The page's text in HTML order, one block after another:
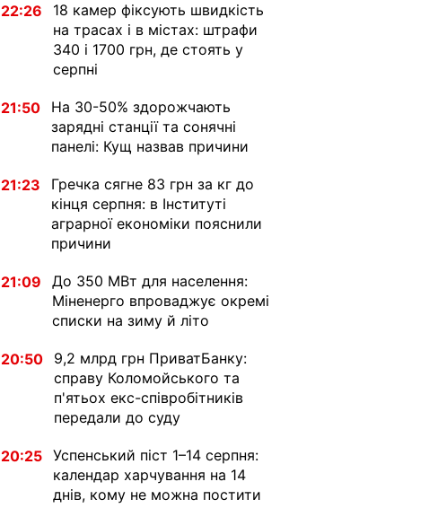
22:26
18 камер фіксують швидкість
на трасах і в містах: штрафи
340 і 1700 грн, де стоять у
серпні
21:50
На 30-50% здорожчають
зарядні станції та сонячні
панелі: Кущ назвав причини
21:23
Гречка сягне 83 грн за кг до
кінця серпня: в Інституті
аграрної економіки пояснили
причини
21:09
До 350 МВт для населення:
Міненерго впроваджує окремі
списки на зиму й літо
20:50
9,2 млрд грн ПриватБанку:
справу Коломойського та
п'ятьох екс-співробітників
передали до суду
20:25 Успенський піст 1–14 серпня:
календар харчування на 14
днів, кому не можна постити